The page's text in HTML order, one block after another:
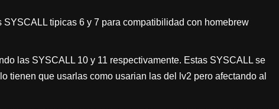
tipicas 6 y 7 para compatibilidad con homebrew
las SYSCALL 10 y 11 respectivamente. Estas SYSCALL se
tienen que usarlas como usarian las del lv2 pero afectando al